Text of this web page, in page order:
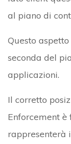
al piano di
Questo
seconda del
applicazioni.
Il corretto
Enforcement
rappresenterà